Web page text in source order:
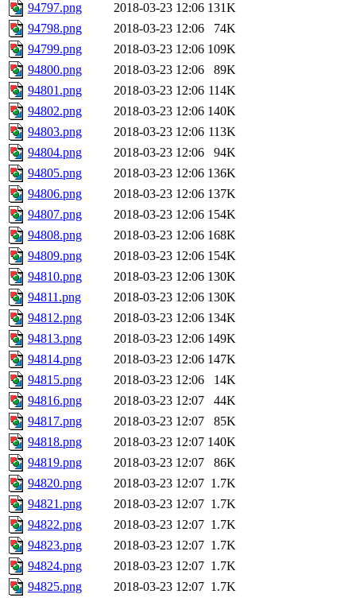
94797.png
2018-03-23 12:06 131K
94798.png
2018-03-23 12:06
74K
94799.png
2018-03-23 12:06 109K
94800.png
2018-03-23 12:06
89K
94801.png
2018-03-23 12:06 114K
94802.png
2018-03-23 12:06 140K
94803.png
2018-03-23 12:06 113K
94804.png
2018-03-23 12:06
94K
94805.png
2018-03-23 12:06 136K
94806.png
2018-03-23 12:06 137K
94807.png
2018-03-23 12:06 154K
94808.png
2018-03-23 12:06 168K
94809.png
2018-03-23 12:06 154K
94810.png
2018-03-23 12:06 130K
94811.png
2018-03-23 12:06 130K
94812.png
2018-03-23 12:06 134K
94813.png
2018-03-23 12:06 149K
94814.png
2018-03-23 12:06 147K
94815.png
2018-03-23 12:06
14K
94816.png
2018-03-23 12:07
44K
94817.png
2018-03-23 12:07
85K
94818.png
2018-03-23 12:07 140K
94819.png
2018-03-23 12:07
86K
94820.png
2018-03-23 12:07 1.7K
94821.png
2018-03-23 12:07 1.7K
94822.png
2018-03-23 12:07 1.7K
94823.png
2018-03-23 12:07 1.7K
94824.png
2018-03-23 12:07 1.7K
94825.png
2018-03-23 12:07 1.7K